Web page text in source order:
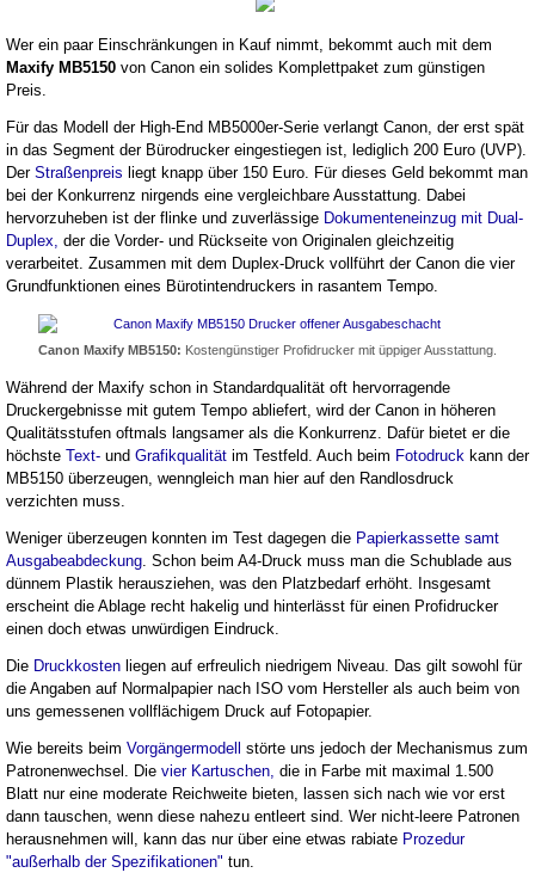
Wer ein paar Einschränkungen in Kauf nimmt, bekommt auch mit dem
Maxify MB5150 von Canon ein solides Komplettpaket zum günstigen
Preis.
Für das Modell der High-End MB5000er-Serie verlangt Canon, der erst spät
in das Segment der Bürodrucker eingestiegen ist, lediglich 200 Euro (UVP).
Der Straßenpreis liegt knapp über 150 Euro. Für dieses Geld bekommt man
bei der Konkurrenz nirgends eine vergleichbare Ausstattung. Dabei
hervorzuheben ist der flinke und zuverlässige Dokumenteneinzug mit Dual-
Duplex, der die Vorder- und Rückseite von Originalen gleichzeitig
verarbeitet. Zusammen mit dem Duplex-Druck vollführt der Canon die vier
Grundfunktionen eines Bürotintendruckers in rasantem Tempo.
Canon Maxify MB5150: Kostengünstiger Profidrucker mit üppiger Ausstattung.
Während der Maxify schon in Standardqualität oft hervorragende
Druckergebnisse mit gutem Tempo abliefert, wird der Canon in höheren
Qualitätsstufen oftmals langsamer als die Konkurrenz. Dafür bietet er die
höchste Text- und Grafikqualität im Testfeld. Auch beim Fotodruck kann der
MB5150 überzeugen, wenngleich man hier auf den Randlosdruck
verzichten muss.
Weniger überzeugen konnten im Test dagegen die Papierkassette samt
Ausgabeabdeckung . Schon beim A4-Druck muss man die Schublade aus
dünnem Plastik herausziehen, was den Platzbedarf erhöht. Insgesamt
erscheint die Ablage recht hakelig und hinterlässt für einen Profidrucker
einen doch etwas unwürdigen Eindruck.
Die Druckkosten liegen auf erfreulich niedrigem Niveau. Das gilt sowohl für
die Angaben auf Normalpapier nach ISO vom Hersteller als auch beim von
uns gemessenen vollflächigem Druck auf Fotopapier.
Wie bereits beim Vorgängermodell störte uns jedoch der Mechanismus zum
Patronenwechsel. Die vier Kartuschen, die in Farbe mit maximal 1.500
Blatt nur eine moderate Reichweite bieten, lassen sich nach wie vor erst
dann tauschen, wenn diese nahezu entleert sind. Wer nicht-leere Patronen
herausnehmen will, kann das nur über eine etwas rabiate Prozedur
"außerhalb der Spezifikationen" tun.